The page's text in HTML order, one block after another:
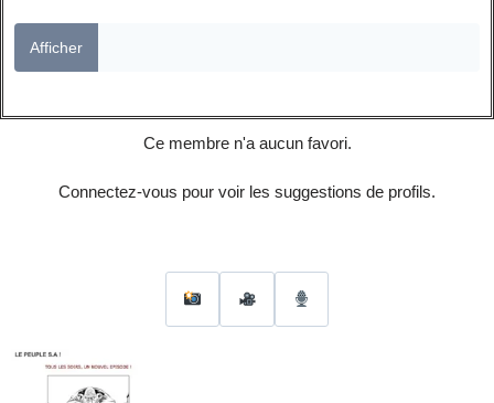
Afficher
Ce membre n'a aucun favori.
Connectez-vous pour voir les suggestions de profils.